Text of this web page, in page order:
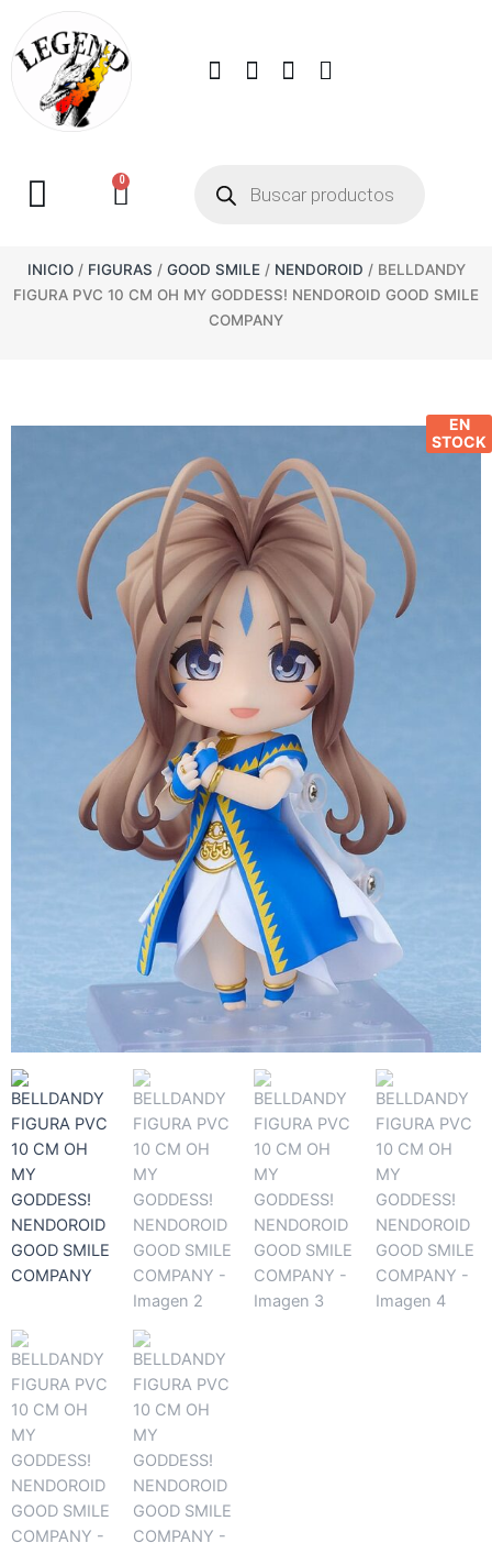
0
INICIO/ FIGURAS / GOOD SMILE/ NENDOROID / BELLDANDY
FIGURA PVC 10 CM OH MY GODDESS! NENDOROID GOOD SMILE
COMPANY
EN
STOCK